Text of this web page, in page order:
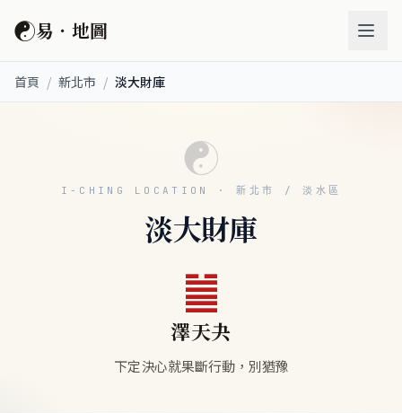
☯易．地圖
首頁 / 新北市 / 淡大財庫
☯
I-CHING LOCATION · 新北市 / 淡水區
淡大財庫
䷪
澤天夬
下定決心就果斷行動，別猶豫